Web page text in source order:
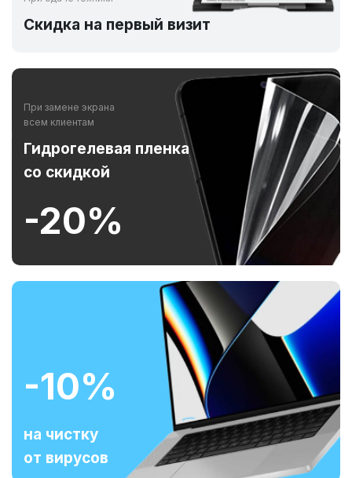
Скидка на первый визит
При замене экрана
всем клиентам
Гидрогелевая пленка
со скидкой
-20%
-10%
на чистку
от вирусов